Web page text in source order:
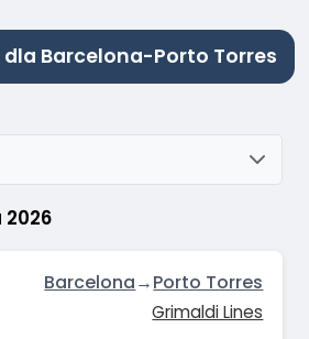
Barcelona-Porto Torres
2026
Barcelona→Porto Torres
Grimaldi Lines